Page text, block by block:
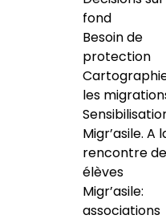
fond
Besoin de
protection
les
Migr’asile. A
rencontre
élèves
Migr’asile:
associations